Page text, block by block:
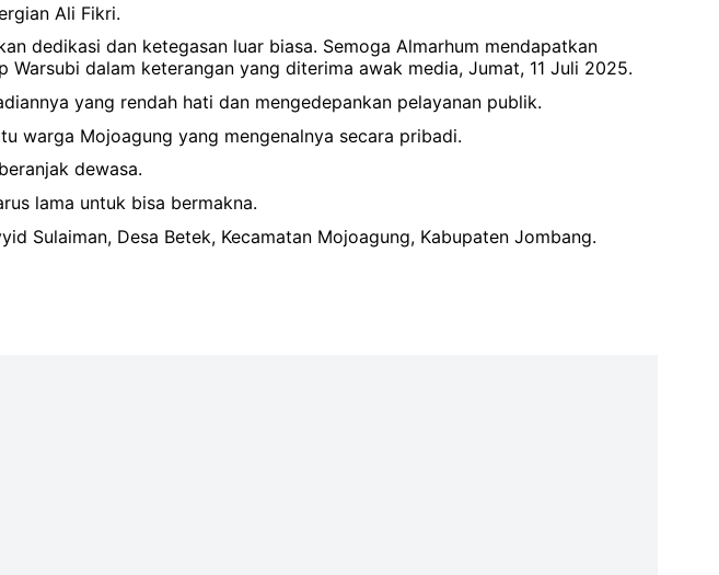
Ali Fikri.
dedikasi dan ketegasan luar biasa. Semoga Almarhum mendapatkan
dalam keterangan yang diterima awak media, Jumat, 11 Juli 2025.
yang rendah hati dan mengedepankan pelayanan publik.
warga Mojoagung yang mengenalnya secara pribadi.
dewasa.
lama untuk bisa bermakna.
Sulaiman, Desa Betek, Kecamatan Mojoagung, Kabupaten Jombang.